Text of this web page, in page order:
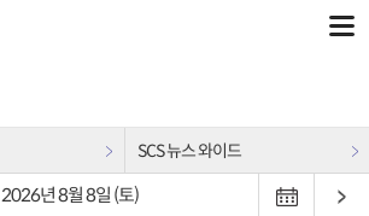
SCS 뉴스 와이드
2026년 8월 8일 (토)